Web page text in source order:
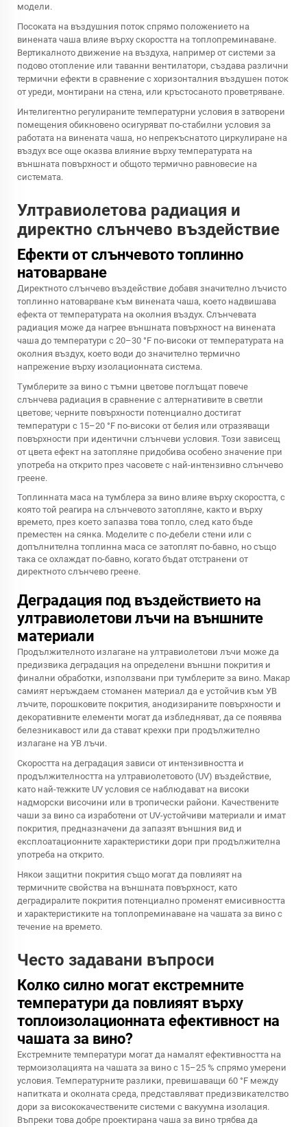
модели.
Посоката на въздушния поток спрямо положението на
винената чаша влияе върху скоростта на топлопреминаване.
Вертикалното движение на въздуха, например от системи за
подово отопление или таванни вентилатори, създава различни
термични ефекти в сравнение с хоризонталния въздушен поток
от уреди, монтирани на стена, или кръстосаното проветряване.
Интелигентно регулираните температурни условия в затворени
помещения обикновено осигуряват по-стабилни условия за
работата на винената чаша, но непрекъснатото циркулиране на
въздух все още оказва влияние върху температурата на
външната повърхност и общото термично равновесие на
системата.
Ултравиолетова радиация и
директно слънчево въздействие
Ефекти от слънчевото топлинно
натоварване
Директното слънчево въздействие добавя значително лъчисто
топлинно натоварване към винената чаша, което надвишава
ефекта от температурата на околния въздух. Слънчевата
радиация може да нагрее външната повърхност на винената
чаша до температури с 20–30 °F по-високи от температурата на
околния въздух, което води до значително термично
напрежение върху изолационната система.
Тумблерите за вино с тъмни цветове поглъщат повече
слънчева радиация в сравнение с алтернативите в светли
цветове; черните повърхности потенциално достигат
температури с 15–20 °F по-високи от белия или отразяващи
повърхности при идентични слънчеви условия. Този зависещ
от цвета ефект на затопляне придобива особено значение при
употреба на открито през часовете с най-интензивно слънчево
греене.
Топлинната маса на тумблера за вино влияе върху скоростта, с
която той реагира на слънчевото затопляне, както и върху
времето, през което запазва това топло, след като бъде
преместен на сянка. Моделите с по-дебели стени или с
допълнителна топлинна маса се затоплят по-бавно, но също
така се охлаждат по-бавно, когато бъдат отстранени от
директното слънчево греене.
Деградация под въздействието на
ултравиолетови лъчи на външните
материали
Продължителното излагане на ултравиолетови лъчи може да
предизвика деградация на определени външни покрития и
финални обработки, използвани при тумблерите за вино. Макар
самият неръждаем стоманен материал да е устойчив към УВ
лъчите, порошковите покрития, анодизираните повърхности и
декоративните елементи могат да избледняват, да се появява
белезникавост или да стават крехки при продължително
излагане на УВ лъчи.
Скоростта на деградация зависи от интензивността и
продължителността на ултравиолетовото (UV) въздействие,
като най-тежките UV условия се наблюдават на високи
надморски височини или в тропически райони. Качествените
чаши за вино са изработени от UV-устойчиви материали и имат
покрития, предназначени да запазят външния вид и
експлоатационните характеристики дори при продължителна
употреба на открито.
Някои защитни покрития също могат да повлияят на
термичните свойства на външната повърхност, като
деградиралите покрития потенциално променят емисивността
и характеристиките на топлопреминаване на чашата за вино с
течение на времето.
Често задавани въпроси
Колко силно могат екстремните
температури да повлияят върху
топлоизолационната ефективност на
чашата за вино?
Екстремните температури могат да намалят ефективността на
термоизолацията на чашата за вино с 15–25 % спрямо умерени
условия. Температурните разлики, превишаващи 60 °F между
напитката и околната среда, представляват предизвикателство
дори за висококачествените системи с вакуумна изолация.
Въпреки това добре проектирана чаша за вино трябва да